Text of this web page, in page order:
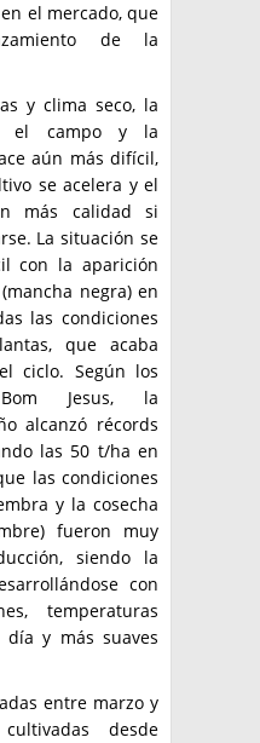
el mercado, que
de la
y clima seco, la
el campo y la
aún más difícil,
se acelera y el
más calidad si
La situación se
con la aparición
negra) en
las condiciones
que acaba
ciclo. Según los
Jesus, la
alcanzó récords
las 50 t/ha en
las condiciones
y la cosecha
fueron muy
siendo la
con
temperaturas
y más suaves
entre marzo y
desde